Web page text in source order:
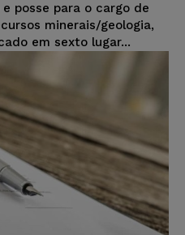
posse para o cargo de
minerais/geologia,
em sexto lugar...